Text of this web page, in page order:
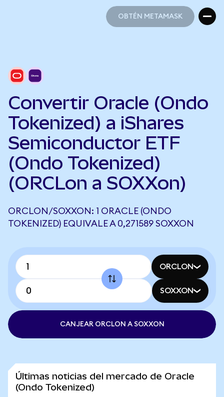
OBTÉN METAMASK
Convertir Oracle (Ondo
Tokenized) a iShares
Semiconductor ETF
(Ondo Tokenized)
(ORCLon a SOXXon)
ORCLON/SOXXON: 1 ORACLE (ONDO
TOKENIZED) EQUIVALE A 0,271589 SOXXON
ORCLON
SOXXON
CANJEAR ORCLON A SOXXON
Últimas noticias del mercado de Oracle
(Ondo Tokenized)